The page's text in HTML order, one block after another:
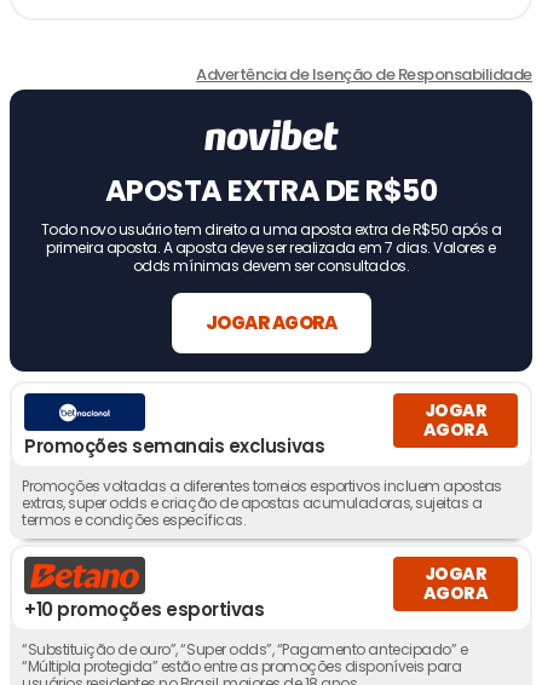
Advertência de Isenção de Responsabilidade
APOSTA EXTRA DE R$50
Todo novo usuário tem direito a uma aposta extra de R$50 após a
primeira aposta. A aposta deve ser realizada em 7 dias. Valores e
odds mínimas devem ser consultados.
JOGAR AGORA
Promoções semanais exclusivas
JOGAR
AGORA
Promoções voltadas a diferentes torneios esportivos incluem apostas
extras, super odds e criação de apostas acumuladoras, sujeitas a
termos e condições específicas.
+10 promoções esportivas
JOGAR
AGORA
“Substituição de ouro”, “Super odds”, “Pagamento antecipado” e
“Múltipla protegida” estão entre as promoções disponíveis para